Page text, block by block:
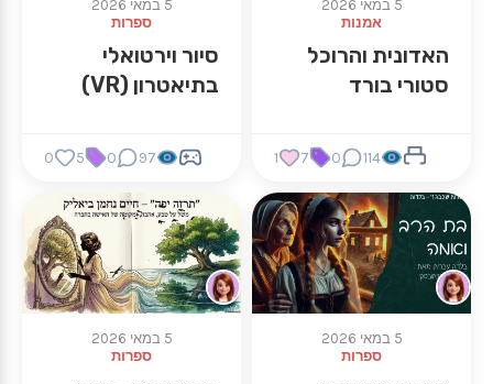
5 במאי 2026
אמנות
האדונית והרוכל
סטורי בורד
114
0
7
1
5 במאי 2026
ספרות
סיור וירטואלי
בתיאטרון (VR)
97
0
5
0
5 במאי 2026
ספרות
5 במאי 2026
ספרות